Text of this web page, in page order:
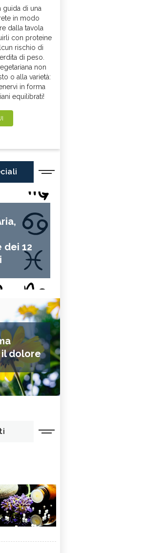
guida di una
in modo
dalla tavola
con proteine
rischio di
di peso.
non
o alla varietà:
in forma
equilibrati!
12
dolore